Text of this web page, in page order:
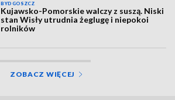
BYDGOSZCZ
Kujawsko-Pomorskie walczy z suszą. Niski
stan Wisły utrudnia żeglugę i niepokoi
rolników
ZOBACZ WIĘCEJ